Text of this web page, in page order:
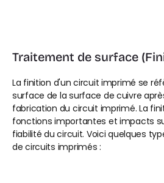
Traitement de surface
La finition d'un circuit imprimé se
surface de la surface de cuivre
fabrication du circuit imprimé. La
fonctions importantes et impacts
fiabilité du circuit. Voici quelques
de circuits imprimés :